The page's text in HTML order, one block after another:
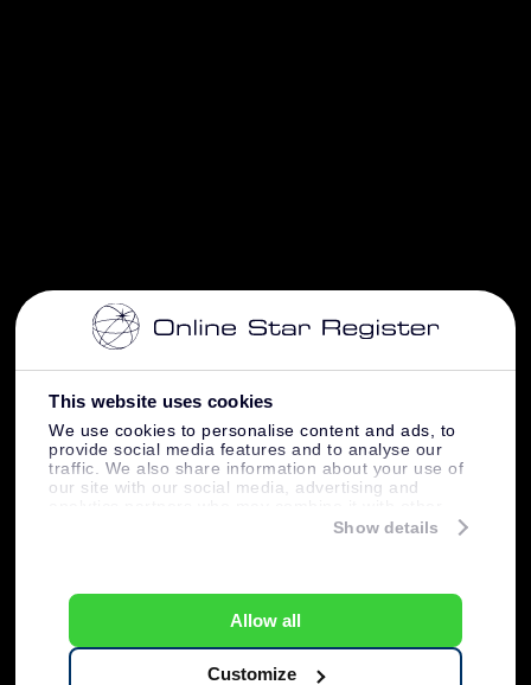
This website uses cookies
We use cookies to personalise content and ads, to
provide social media features and to analyse our
traffic. We also share information about your use of
our site with our social media, advertising and
information that you’ve provided to them or that
Show details
Allow all
Customize